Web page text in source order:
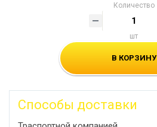
Количество
шт
В КОРЗИНУ
Способы доставки